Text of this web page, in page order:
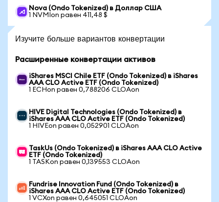
Nova (Ondo Tokenized) в Доллар США
1 NVMIon равен 411,48 $
Изучите больше вариантов конвертации
Расширенные конвертации активов
iShares MSCI Chile ETF (Ondo Tokenized) в iShares
AAA CLO Active ETF (Ondo Tokenized)
1 ECHon равен 0,788206 CLOAon
HIVE Digital Technologies (Ondo Tokenized) в
iShares AAA CLO Active ETF (Ondo Tokenized)
1 HIVEon равен 0,052901 CLOAon
TaskUs (Ondo Tokenized) в iShares AAA CLO Active
ETF (Ondo Tokenized)
1 TASKon равен 0,139553 CLOAon
Fundrise Innovation Fund (Ondo Tokenized) в
iShares AAA CLO Active ETF (Ondo Tokenized)
1 VCXon равен 0,645051 CLOAon